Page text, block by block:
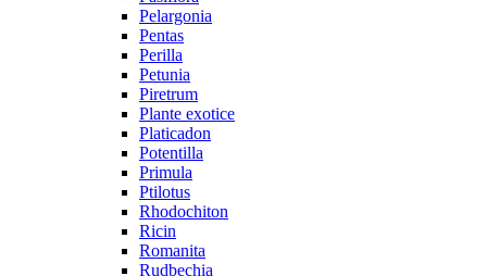
Pelargonia
Pentas
Perilla
Petunia
Piretrum
Plante exotice
Platicadon
Potentilla
Primula
Ptilotus
Rhodochiton
Ricin
Romanita
Rudbechia